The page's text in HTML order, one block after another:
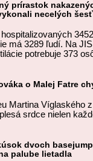
prírastok
necelých
má 3289 ľudí. Na
potrebuje 373
o Malej Fatre
Martina Víglaského
srdce nielen
dvoch
palube lietadla